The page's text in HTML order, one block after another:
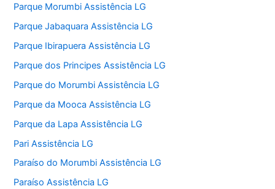
Parque Morumbi Assistência LG
Parque Jabaquara Assistência LG
Parque Ibirapuera Assistência LG
Parque dos Principes Assistência LG
Parque do Morumbi Assistência LG
Parque da Mooca Assistência LG
Parque da Lapa Assistência LG
Pari Assistência LG
Paraíso do Morumbi Assistência LG
Paraíso Assistência LG